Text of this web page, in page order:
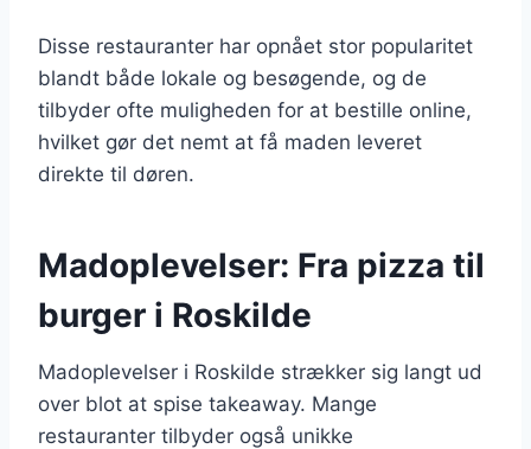
Disse restauranter har opnået stor popularitet
blandt både lokale og besøgende, og de
tilbyder ofte muligheden for at bestille online,
hvilket gør det nemt at få maden leveret
direkte til døren.
Madoplevelser: Fra pizza til
burger i Roskilde
Madoplevelser i Roskilde strækker sig langt ud
over blot at spise takeaway. Mange
restauranter tilbyder også unikke